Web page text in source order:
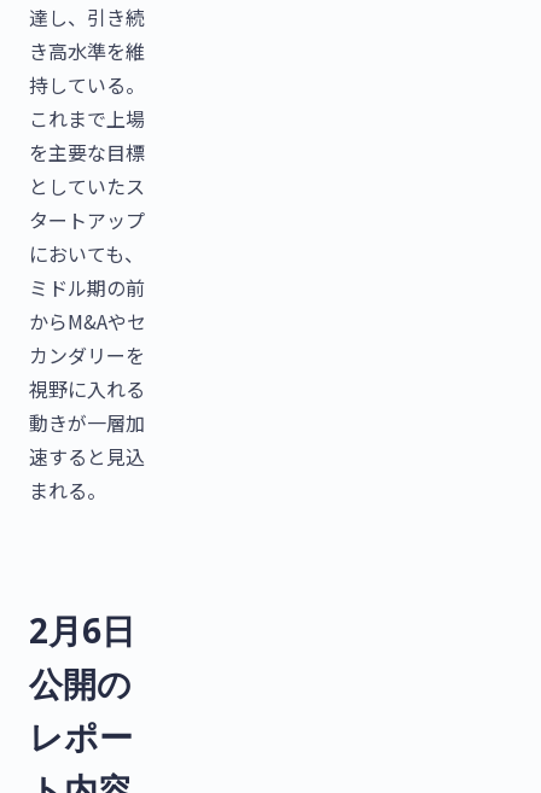
達し、引き続
き高水準を維
持している。
これまで上場
を主要な目標
としていたス
タートアップ
においても、
ミドル期の前
からM&Aやセ
カンダリーを
視野に入れる
動きが一層加
速すると見込
まれる。
2月6日
公開の
レポー